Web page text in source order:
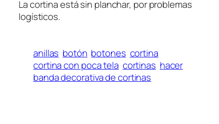
La cortina está sin planchar, por problemas
logísticos.
anillas botón botones cortina
cortina con poca tela cortinas hacer
banda decorativa de cortinas